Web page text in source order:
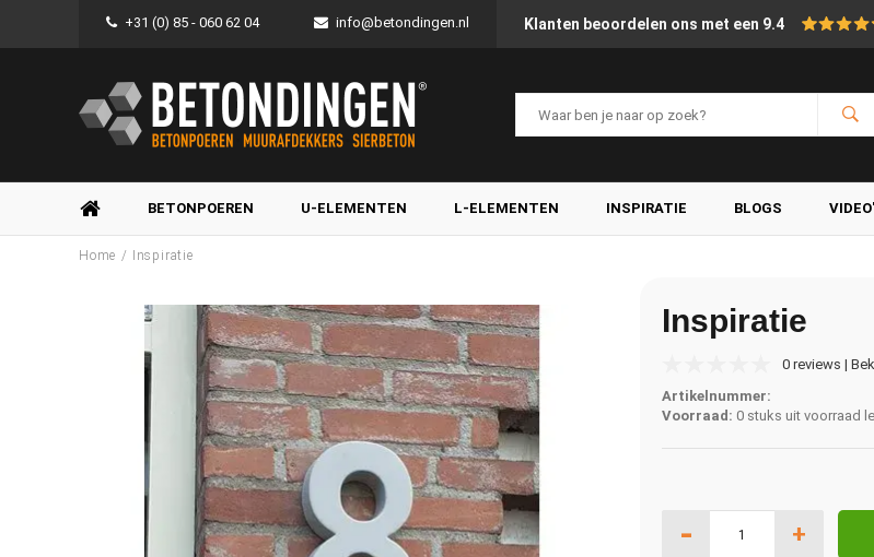
+31 (0) 85 - 060 62 04 info@betondingen.nl Klanten beoordelen ons met een 9.4
BETONPOEREN U-ELEMENTEN L-ELEMENTEN INSPIRATIE BLOGS
Home / Inspiratie
Inspiratie
0 reviews |
Artikelnummer:
Voorraad: 0 stuks uit voorraad
- +